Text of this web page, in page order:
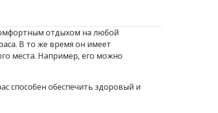
отдыхом на любой
В то же время он имеет
места. Например, его можно
способен обеспечить здоровый и